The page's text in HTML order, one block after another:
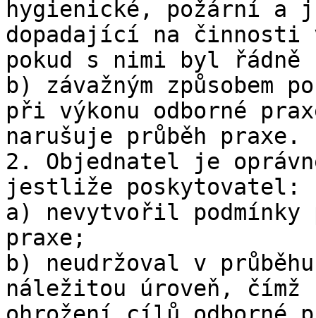
hygienické, požární a
dopadající na činnosti
pokud s nimi byl řádně
b) závažným způsobem
při výkonu odborné
narušuje průběh praxe.
2. Objednatel je
jestliže poskytovatel:
a) nevytvořil podmínky
praxe;
b) neudržoval v
náležitou úroveň, čímž